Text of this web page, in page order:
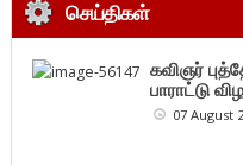
செய்திகள்
கவிஞர்
பாராட்டு
07 August